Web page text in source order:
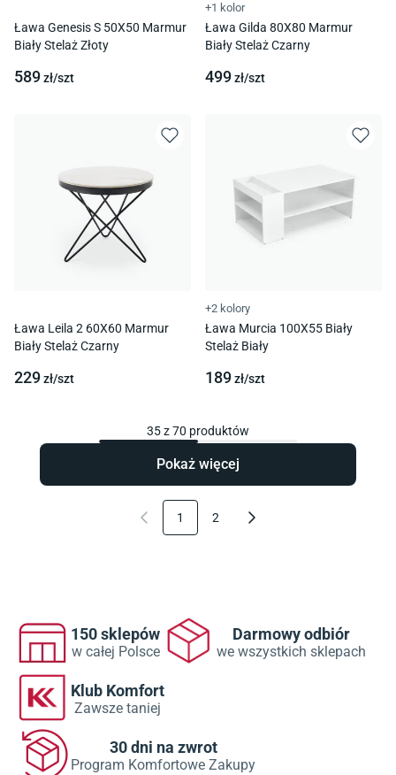
Ława Genesis S 50X50 Marmur
Biały Stelaż Złoty
589zł/szt
+1 kolor
Ława Gilda 80X80 Marmur
Biały Stelaż Czarny
499zł/szt
Ława Leila 2 60X60 Marmur
Biały Stelaż Czarny
229zł/szt
+2 kolory
Ława Murcia 100X55 Biały
Stelaż Biały
189zł/szt
35z70 produktów
Pokaż więcej
1 2
150 sklepów
w całej Polsce
Darmowy odbiór
we wszystkich sklepach
Klub Komfort
Zawsze taniej
30 dni na zwrot
Program Komfortowe Zakupy